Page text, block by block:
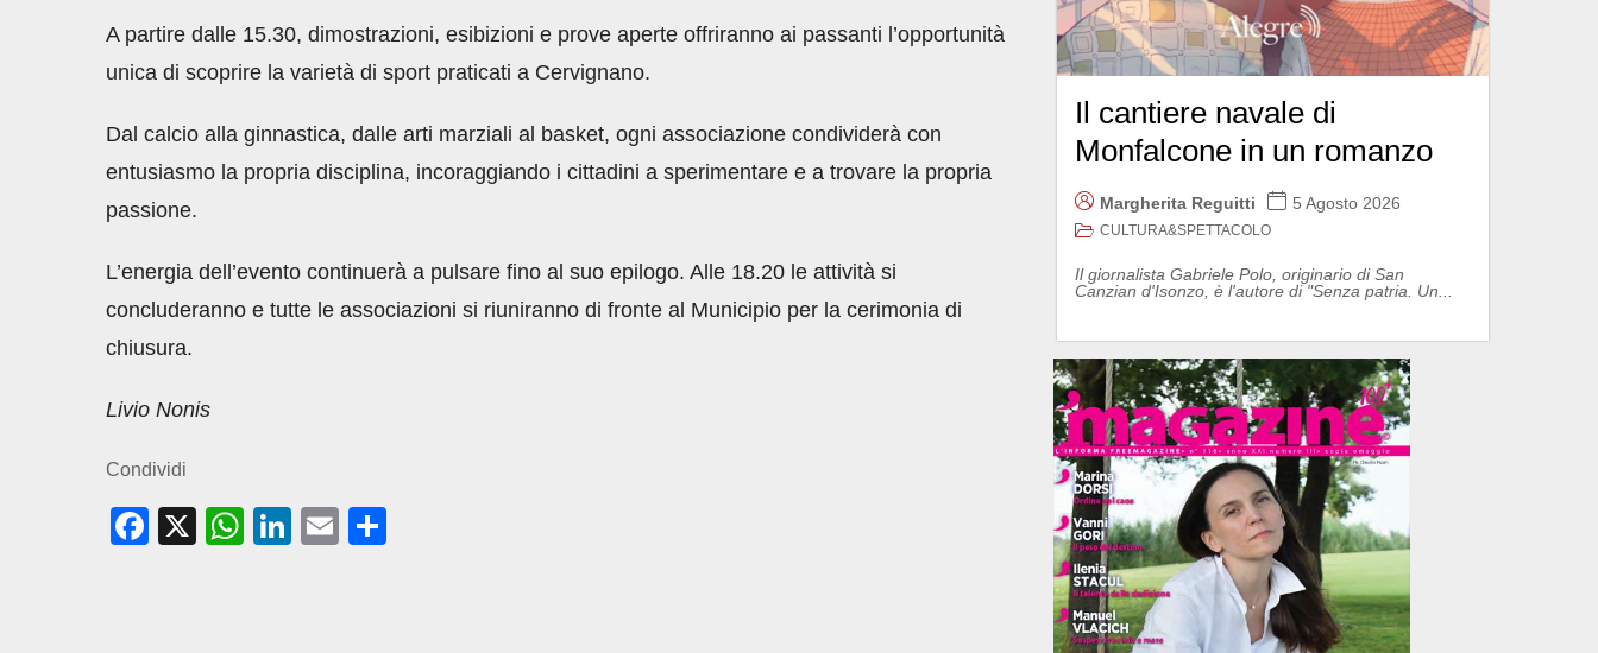
A partire dalle 15.30, dimostrazioni, esibizioni e prove aperte offriranno ai passanti l’opportunità
unica di scoprire la varietà di sport praticati a Cervignano.
Dal calcio alla ginnastica, dalle arti marziali al basket, ogni associazione condividerà con
entusiasmo la propria disciplina, incoraggiando i cittadini a sperimentare e a trovare la propria
passione.
L’energia dell’evento continuerà a pulsare fino al suo epilogo. Alle 18.20 le attività si
concluderanno e tutte le associazioni si riuniranno di fronte al Municipio per la cerimonia di
chiusura.
Livio Nonis
Condividi
F
X
W Li
E
Il cantiere navale di
Monfalcone in un romanzo
Margherita Reguitti 5 Agosto 2026
CULTURA&SPETTACOLO
Il giornalista Gabriele Polo, originario di San
Canzian d'Isonzo, è l'autore di "Senza patria. Un...